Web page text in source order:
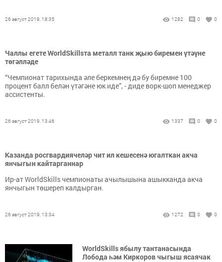
26 август 2019, 18:35 1282 0 0
Чаллы егете WorldSkillsта металл танк җыю биремен үтәүне
төгәлләде
“Чемпионат тарихында әле беркемнең дә бу биремне 100
процент балл белән үтәгәне юк иде”, - диде ворк-шоп менеджер
ассистенты.
26 август 2019, 13:46 1337 0 0
Казанда росгвардиячеләр чит ил кешесенә югалткан акча
янчыгын кайтарганнар
Ир-ат WorldSkills чемпионаты ачылышына ашыкканда акча
янчыгын төшереп калдырган.
26 август 2019, 13:34 1272 0 0
WorldSkills ябылу тантанасында
Лобода һәм Киркоров чыгыш ясаячак